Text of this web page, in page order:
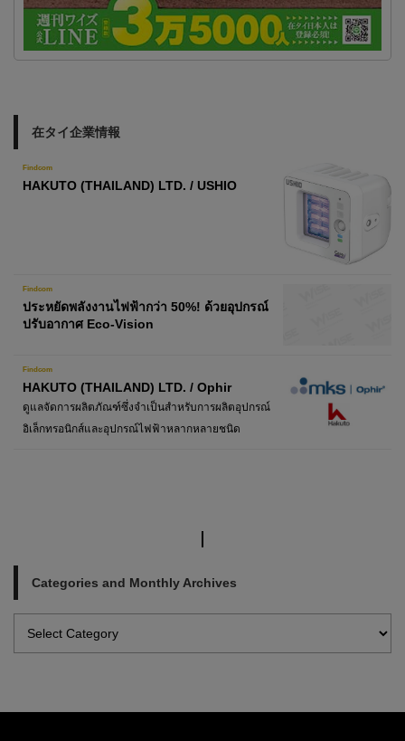
在タイ企業情報
Findcom
HAKUTO (THAILAND) LTD. / USHIO
Findcom
ประหยัดพลังงานไฟฟ้ากว่า 50%! ด้วยอุปกรณ์
ปรับอากาศ Eco-Vision
Findcom
HAKUTO (THAILAND) LTD. / Ophir
ดูแลจัดการผลิตภัณฑ์ซึ่งจำเป็นสำหรับการผลิตอุปกรณ์
อิเล็กทรอนิกส์และอุปกรณ์ไฟฟ้าหลากหลายชนิด
Categories and Monthly Archives